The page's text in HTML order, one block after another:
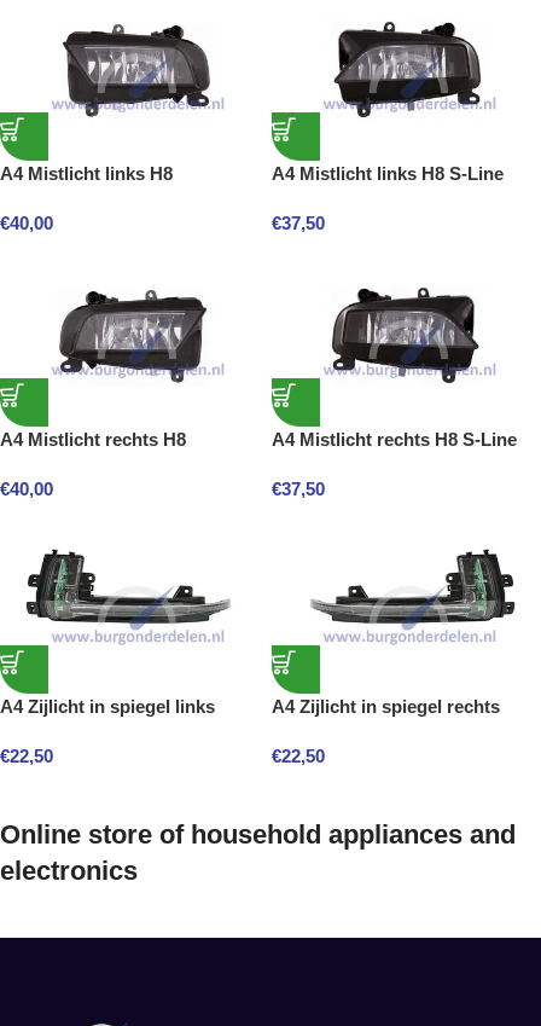
A4 Mistlicht links H8
€40,00
A4 Mistlicht links H8 S-Line
€37,50
A4 Mistlicht rechts H8
€40,00
A4 Mistlicht rechts H8 S-Line
€37,50
A4 Zijlicht in spiegel links
€22,50
A4 Zijlicht in spiegel rechts
€22,50
Online store of household appliances and
electronics